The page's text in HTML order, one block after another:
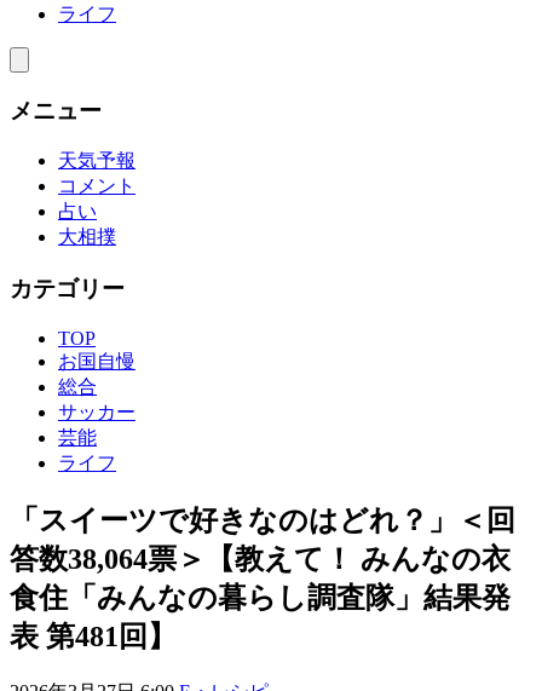
ライフ
メニュー
天気予報
コメント
占い
大相撲
カテゴリー
TOP
お国自慢
総合
サッカー
芸能
ライフ
「スイーツで好きなのはどれ？」＜回
答数38,064票＞【教えて！ みんなの衣
食住「みんなの暮らし調査隊」結果発
表 第481回】